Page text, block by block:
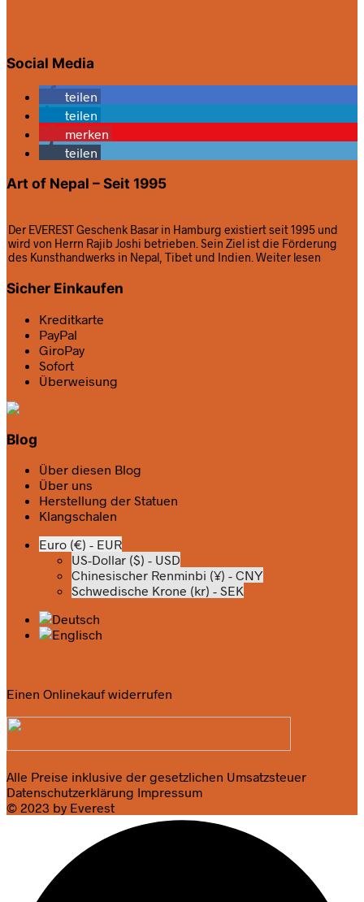
Social Media
teilen
teilen
merken
teilen
Art of Nepal – Seit 1995
Der EVEREST Geschenk Basar in Hamburg existiert seit 1995 und
wird von Herrn Rajib Joshi betrieben. Sein Ziel ist die Förderung
des Kunsthandwerks in Nepal, Tibet und Indien. Weiter lesen
Sicher Einkaufen
Kreditkarte
PayPal
GiroPay
Sofort
Überweisung
Blog
Über diesen Blog
Über uns
Herstellung der Statuen
Klangschalen
Euro (€) - EUR
US-Dollar ($) - USD
Chinesischer Renminbi (¥) - CNY
Schwedische Krone (kr) - SEK
Einen Onlinekauf widerrufen
Alle Preise inklusive der gesetzlichen Umsatzsteuer
Datenschutzerklärung Impressum
© 2023 by Everest